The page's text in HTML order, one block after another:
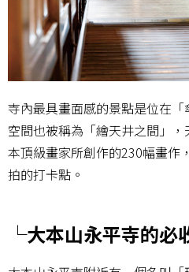
寺內最具畫面感的景點是位在
空間也被稱為「繪天井之間」
本頂級畫家所創作的230幅畫作
拍的打卡點。
└大本山永平寺的必